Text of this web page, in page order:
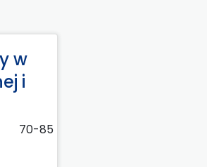
w
i
70-85